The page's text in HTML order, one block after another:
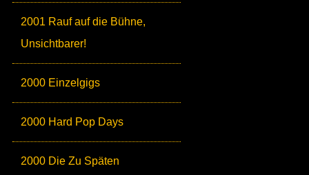
2001 Rauf auf die Bühne,
Unsichtbarer!
2000 Einzelgigs
2000 Hard Pop Days
2000 Die Zu Späten